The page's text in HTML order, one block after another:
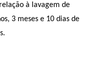
à lavagem de
3 meses e 10 dias de